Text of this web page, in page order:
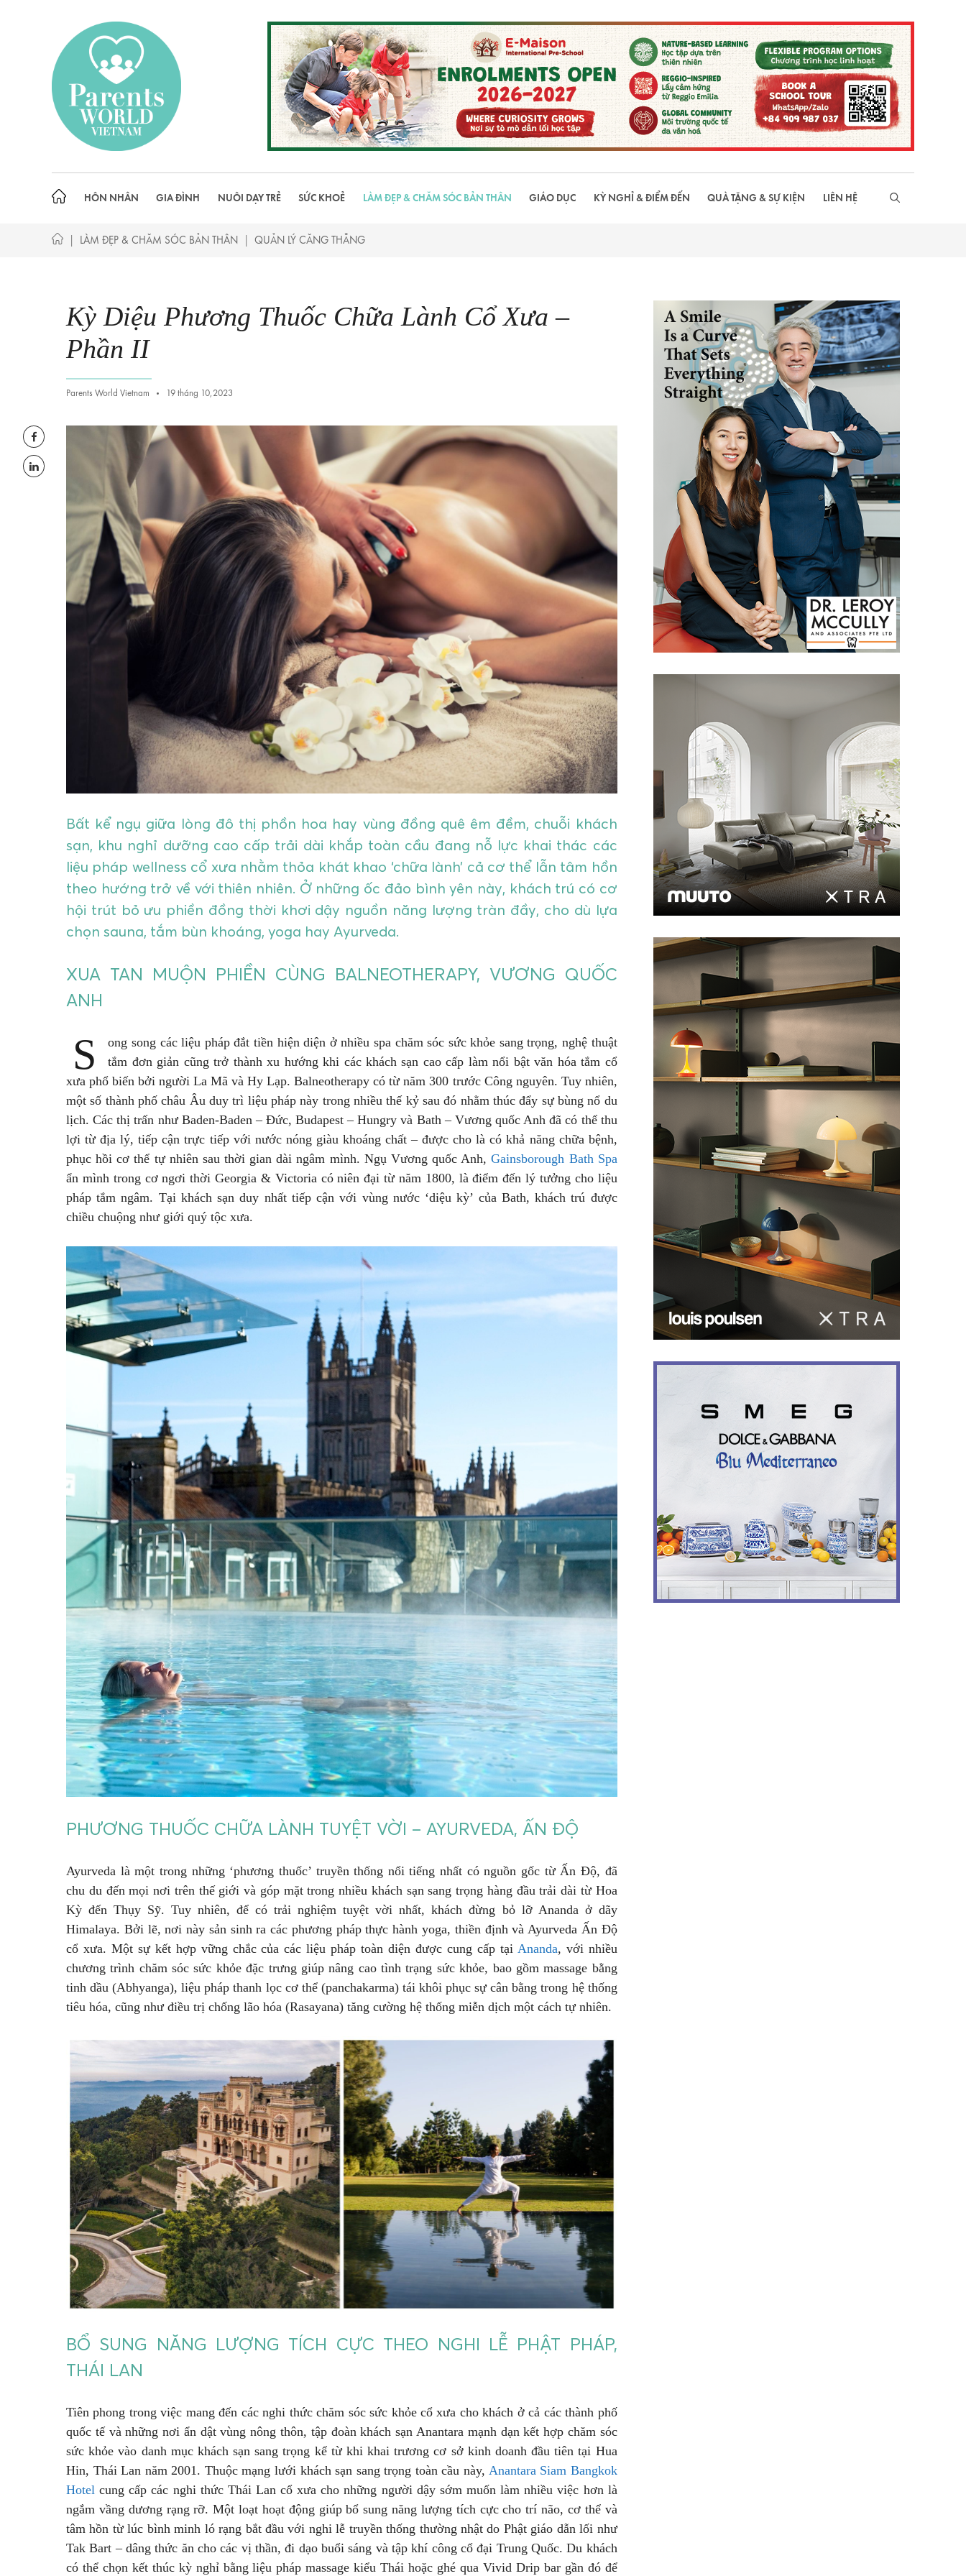
HÔN NHÂN GIA ĐÌNH NUÔI DẠY TRẺ SỨC KHOẺ LÀM ĐẸP & CHĂM SÓC BẢN THÂN GIÁO DỤC KỲ NGHỈ & ĐIỂM ĐẾN QUÀ TẶNG & SỰ KIỆN LIÊN HỆ
| LÀM ĐẸP & CHĂM SÓC BẢN THÂN | QUẢN LÝ CĂNG THẲNG
Kỳ Diệu Phương Thuốc Chữa Lành Cổ Xưa –
Phần II
Parents World Vietnam 19 tháng 10,2023
Bất kể ngụ giữa lòng đô thị phồn hoa hay vùng đồng quê êm đềm, chuỗi khách
sạn, khu nghỉ dưỡng cao cấp trải dài khắp toàn cầu đang nỗ lực khai thác các
liệu pháp wellness cổ xưa nhằm thỏa khát khao ‘chữa lành’ cả cơ thể lẫn tâm hồn
theo hướng trở về với thiên nhiên. Ở những ốc đảo bình yên này, khách trú có cơ
hội trút bỏ ưu phiền đồng thời khơi dậy nguồn năng lượng tràn đầy, cho dù lựa
chọn sauna, tắm bùn khoáng, yoga hay Ayurveda.
XUA TAN MUỘN PHIỀN CÙNG BALNEOTHERAPY, VƯƠNG QUỐC
ANH
S
ong song các liệu pháp đắt tiền hiện diện ở nhiều spa chăm sóc sức khỏe sang trọng, nghệ thuật
tắm đơn giản cũng trở thành xu hướng khi các khách sạn cao cấp làm nổi bật văn hóa tắm cổ
xưa phổ biến bởi người La Mã và Hy Lạp. Balneotherapy có từ năm 300 trước Công nguyên. Tuy nhiên,
một số thành phố châu Âu duy trì liệu pháp này trong nhiều thế kỷ sau đó nhằm thúc đẩy sự bùng nổ du
lịch. Các thị trấn như Baden-Baden – Đức, Budapest – Hungry và Bath – Vương quốc Anh đã có thể thu
lợi từ địa lý, tiếp cận trực tiếp với nước nóng giàu khoáng chất – được cho là có khả năng chữa bệnh,
phục hồi cơ thể tự nhiên sau thời gian dài ngâm mình. Ngụ Vương quốc Anh,Gainsborough Bath Spa
ẩn mình trong cơ ngơi thời Georgia & Victoria có niên đại từ năm 1800, là điểm đến lý tưởng cho liệu
pháp tắm ngâm. Tại khách sạn duy nhất tiếp cận với vùng nước ‘diệu kỳ’ của Bath, khách trú được
chiều chuộng như giới quý tộc xưa.
PHƯƠNG THUỐC CHỮA LÀNH TUYỆT VỜI – AYURVEDA, ẤN ĐỘ
Ayurveda là một trong những ‘phương thuốc’ truyền thống nổi tiếng nhất có nguồn gốc từ Ấn Độ, đã
chu du đến mọi nơi trên thế giới và góp mặt trong nhiều khách sạn sang trọng hàng đầu trải dài từ Hoa
Kỳ đến Thụy Sỹ. Tuy nhiên, để có trải nghiệm tuyệt vời nhất, khách đừng bỏ lỡ Ananda ở dãy
Himalaya. Bởi lẽ, nơi này sản sinh ra các phương pháp thực hành yoga, thiền định và Ayurveda Ấn Độ
cổ xưa. Một sự kết hợp vững chắc của các liệu pháp toàn diện được cung cấp tại Ananda, với nhiều
chương trình chăm sóc sức khỏe đặc trưng giúp nâng cao tình trạng sức khỏe, bao gồm massage bằng
tinh dầu (Abhyanga), liệu pháp thanh lọc cơ thể (panchakarma) tái khôi phục sự cân bằng trong hệ thống
tiêu hóa, cũng như điều trị chống lão hóa (Rasayana) tăng cường hệ thống miễn dịch một cách tự nhiên.
BỔ SUNG NĂNG LƯỢNG TÍCH CỰC THEO NGHI LỄ PHẬT PHÁP,
THÁI LAN
Tiên phong trong việc mang đến các nghi thức chăm sóc sức khỏe cổ xưa cho khách ở cả các thành phố
quốc tế và những nơi ẩn dật vùng nông thôn, tập đoàn khách sạn Anantara mạnh dạn kết hợp chăm sóc
sức khỏe vào danh mục khách sạn sang trọng kể từ khi khai trương cơ sở kinh doanh đầu tiên tại Hua
Hin, Thái Lan năm 2001. Thuộc mạng lưới khách sạn sang trọng toàn cầu này, Anantara Siam Bangkok
Hotel cung cấp các nghi thức Thái Lan cổ xưa cho những người dậy sớm muốn làm nhiều việc hơn là
ngắm vầng dương rạng rỡ. Một loạt hoạt động giúp bổ sung năng lượng tích cực cho trí não, cơ thể và
tâm hồn từ lúc bình minh ló rạng bắt đầu với nghi lễ truyền thống thường nhật do Phật giáo dẫn lối như
Tak Bart – dâng thức ăn cho các vị thần, đi dạo buổi sáng và tập khí công cổ đại Trung Quốc. Du khách
có thể chọn kết thúc kỳ nghỉ bằng liệu pháp massage kiểu Thái hoặc ghé qua Vivid Drip bar gần đó để